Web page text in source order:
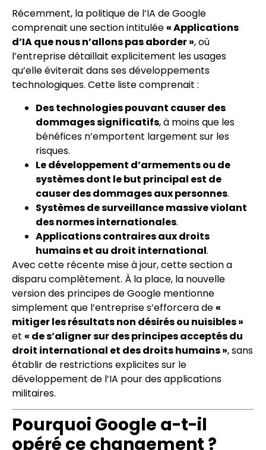
Récemment, la politique de l’IA de Google
comprenait une section intitulée « Applications
d’IA que nous n’allons pas aborder », où
l’entreprise détaillait explicitement les usages
qu’elle éviterait dans ses développements
technologiques. Cette liste comprenait :
Des technologies pouvant causer des
dommages significatifs, à moins que les
bénéfices n’emportent largement sur les
risques.
Le développement d’armements ou de
systèmes dont le but principal est de
causer des dommages aux personnes.
Systèmes de surveillance massive violant
des normes internationales.
Applications contraires aux droits
humains et au droit international.
Avec cette récente mise à jour, cette section a
disparu complètement. À la place, la nouvelle
version des principes de Google mentionne
simplement que l’entreprise s’efforcera de «
mitiger les résultats non désirés ou nuisibles »
et « de s’aligner sur des principes acceptés du
droit international et des droits humains », sans
établir de restrictions explicites sur le
développement de l’IA pour des applications
militaires.
Pourquoi Google a-t-il
opéré ce changement ?